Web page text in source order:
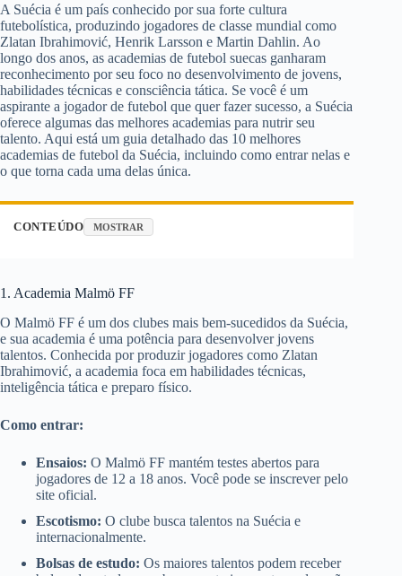
A Suécia é um país conhecido por sua forte cultura
futebolística, produzindo jogadores de classe mundial como
Zlatan Ibrahimović, Henrik Larsson e Martin Dahlin. Ao
longo dos anos, as academias de futebol suecas ganharam
reconhecimento por seu foco no desenvolvimento de jovens,
habilidades técnicas e consciência tática. Se você é um
aspirante a jogador de futebol que quer fazer sucesso, a Suécia
oferece algumas das melhores academias para nutrir seu
talento. Aqui está um guia detalhado das 10 melhores
academias de futebol da Suécia, incluindo como entrar nelas e
o que torna cada uma delas única.
CONTEÚDO MOSTRAR
1. Academia Malmö FF
O Malmö FF é um dos clubes mais bem-sucedidos da Suécia,
e sua academia é uma potência para desenvolver jovens
talentos. Conhecida por produzir jogadores como Zlatan
Ibrahimović, a academia foca em habilidades técnicas,
inteligência tática e preparo físico.
Como entrar:
Ensaios: O Malmö FF mantém testes abertos para
jogadores de 12 a 18 anos. Você pode se inscrever pelo
site oficial.
Escotismo: O clube busca talentos na Suécia e
internacionalmente.
Bolsas de estudo: Os maiores talentos podem receber